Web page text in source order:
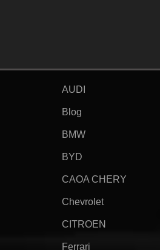
AUDI
Blog
BMW
BYD
CAOA CHERY
Chevrolet
CITROEN
Ferrari